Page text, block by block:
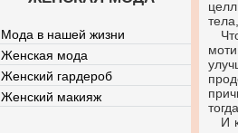
И
Мода в нашей жизни
Женская мода
Женский гардероб
Женский макияж